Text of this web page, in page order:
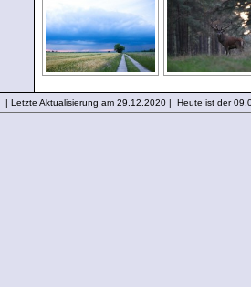
Letzte Aktualisierung am 29.12.2020 | Heute ist der